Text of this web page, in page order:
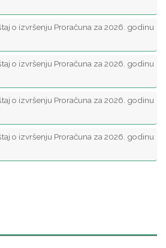
o izvršenju Proračuna za 2026. godinu
o izvršenju Proračuna za 2026. godinu
o izvršenju Proračuna za 2026. godinu
o izvršenju Proračuna za 2026. godinu